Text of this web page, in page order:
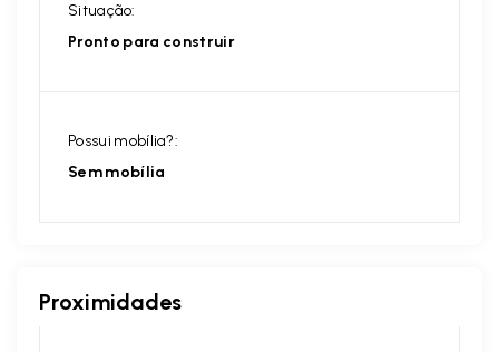
Situação:
Pronto para construir
Possui mobília?:
Sem mobília
Proximidades